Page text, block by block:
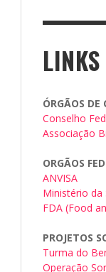
LINKS
ÓRGÃOS DE
Conselho
Associação
ORGÃOS
ANVISA
Ministério da
FDA (Food
PROJETOS
Turma do
Operação